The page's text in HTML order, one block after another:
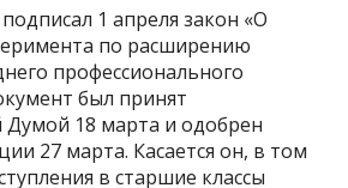
1 апреля закон «О
по расширению
профессионального
был принят
Думой 18 марта и одобрен
27 марта. Касается он, в том
в старшие классы